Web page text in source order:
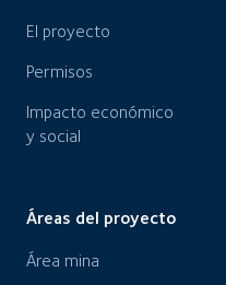
El proyecto
Permisos
Impacto económico
y social
Áreas del proyecto
Área mina